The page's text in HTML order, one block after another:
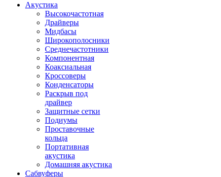
Акустика
Высокочастотная
Драйверы
Мидбасы
Широкополосники
Среднечастотники
Компонентная
Коаксиальная
Кроссоверы
Конденсаторы
Раскрыв под
драйвер
Защитные сетки
Подиумы
Проставочные
кольца
Портативная
акустика
Домашняя акустика
Сабвуферы